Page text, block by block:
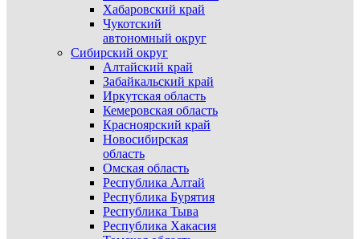
Хабаровский край
Чукотский
автономный округ
Сибирский округ
Алтайский край
Забайкальский край
Иркутская область
Кемеровская область
Красноярский край
Новосибирская
область
Омская область
Республика Алтай
Республика Бурятия
Республика Тыва
Республика Хакасия